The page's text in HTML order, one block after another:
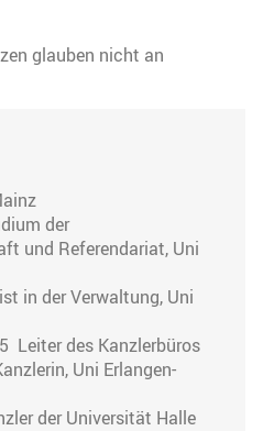
glauben nicht an
der
und Referendariat, Uni
in der Verwaltung, Uni
Leiter des Kanzlerbüros
Uni Erlangen-
der Universität Halle